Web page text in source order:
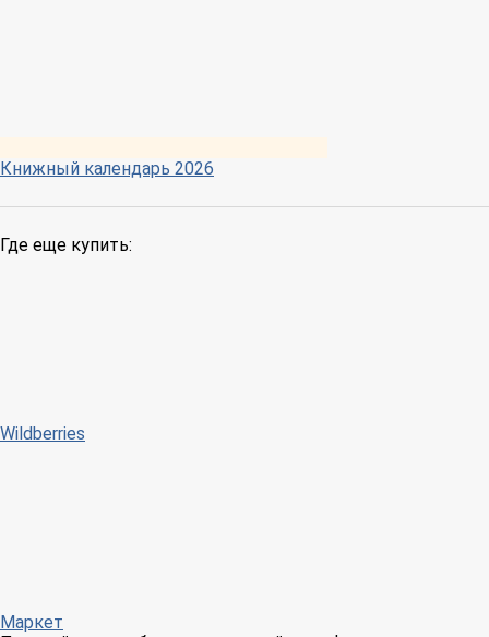
Книжный календарь 2026
Где еще купить:
Wildberries
Маркет